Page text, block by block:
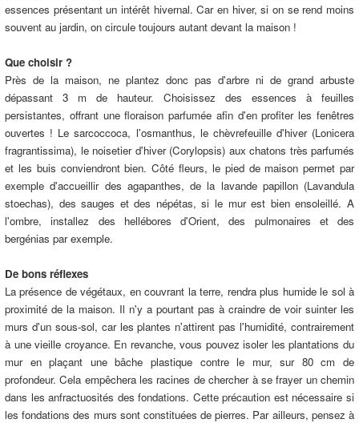
essences présentant un intérêt hivernal. Car en hiver, si on se rend moins
souvent au jardin, on circule toujours autant devant la maison !
Que choisir ?
Près de la maison, ne plantez donc pas d'arbre ni de grand arbuste
dépassant 3 m de hauteur. Choisissez des essences à feuilles
persistantes, offrant une floraison parfumée afin d'en profiter les fenêtres
ouvertes ! Le sarcoccoca, l'osmanthus, le chèvrefeuille d'hiver (Lonicera
fragrantissima), le noisetier d'hiver (Corylopsis) aux chatons très parfumés
et les buis conviendront bien. Côté fleurs, le pied de maison permet par
exemple d'accueillir des agapanthes, de la lavande papillon (Lavandula
stoechas), des sauges et des népétas, si le mur est bien ensoleillé. A
l'ombre, installez des hellébores d'Orient, des pulmonaires et des
bergénias par exemple.
De bons réflexes
La présence de végétaux, en couvrant la terre, rendra plus humide le sol à
proximité de la maison. Il n'y a pourtant pas à craindre de voir suinter les
murs d'un sous-sol, car les plantes n'attirent pas l'humidité, contrairement
à une vieille croyance. En revanche, vous pouvez isoler les plantations du
mur en plaçant une bâche plastique contre le mur, sur 80 cm de
profondeur. Cela empêchera les racines de chercher à se frayer un chemin
dans les anfractuosités des fondations. Cette précaution est nécessaire si
les fondations des murs sont constituées de pierres. Par ailleurs, pensez à